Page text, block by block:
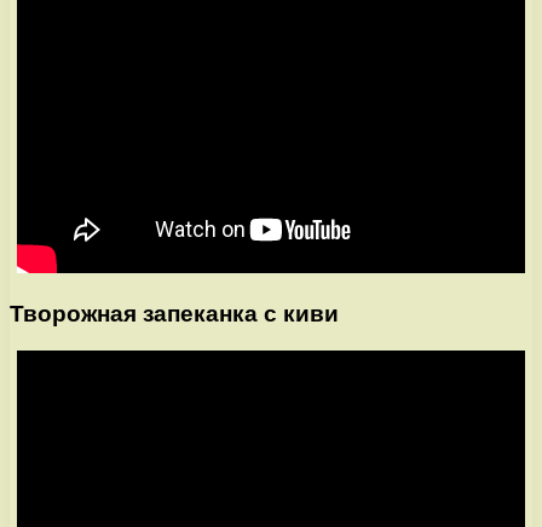
Творожная запеканка с киви